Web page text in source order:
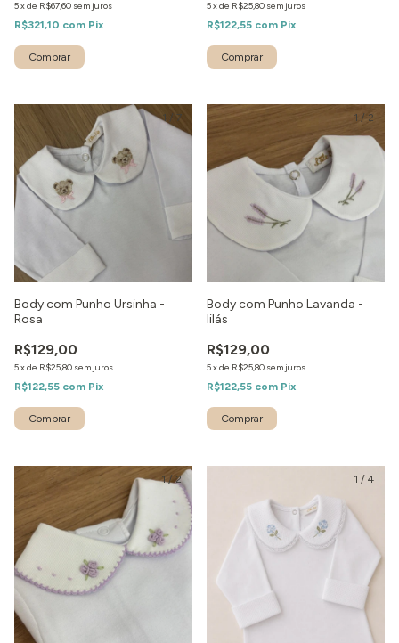
5xde R$67,60 sem juros
R$321,10 com Pix
5xde R$25,80 sem juros
R$122,55 com Pix
1 / 7
Body com Punho Ursinha -
Rosa
R$129,00
5xde R$25,80 sem juros
R$122,55 com Pix
1 /2
Body com Punho Lavanda -
lilás
R$129,00
5xde R$25,80 sem juros
R$122,55 com Pix
1/2 1 / 4